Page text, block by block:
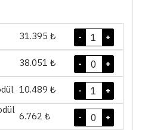
31.395 ₺ +
-
38.051 ₺ +
-
10.489 ₺ +
-
6.762 ₺ +
-